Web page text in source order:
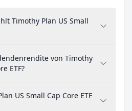
Timothy Plan US Small
von Timothy
ETF?
US Small Cap Core ETF